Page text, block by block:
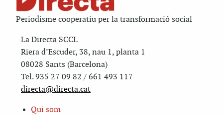
Periodisme cooperatiu per la transformació social
La Directa SCCL
Riera d’Escuder, 38, nau 1, planta 1
08028 Sants (Barcelona)
Tel. 935 27 09 82 / 661 493 117
directa@directa.cat
Qui som